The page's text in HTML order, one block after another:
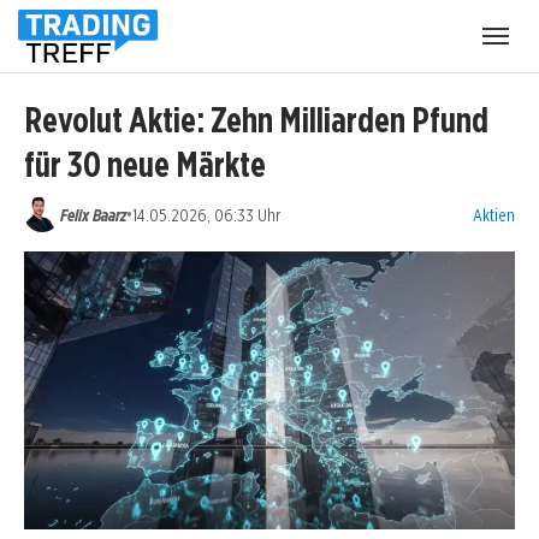
Revolut Aktie: Zehn Milliarden Pfund
für 30 neue Märkte
Felix Baarz•14.05.2026, 06:33 Uhr Aktien